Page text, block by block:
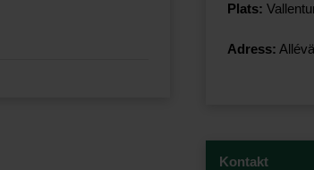
Plats:
Adress:
Kontakt